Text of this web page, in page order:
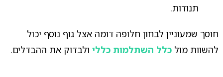
תנודות.
חוסך שמעוניין לבחון חלופה דומה אצל גוף נוסף יכול
להשוות מול כלל השתלמות כלליולבדוק את ההבדלים.